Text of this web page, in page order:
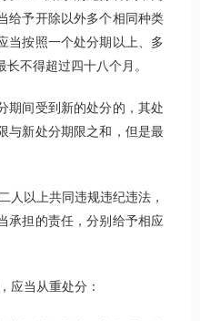
给予开除以外多个相同种类
当按照一个处分期以上、多
不得超过四十八个月。
间受到新的处分的，其处
与新处分期限之和，但是最
以上共同违规违纪违法，
承担的责任，分别给予相应
当从重处分：